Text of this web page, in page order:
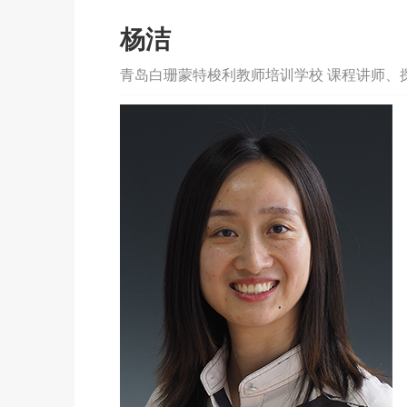
杨洁
青岛白珊蒙特梭利教师培训学校 课程讲师、